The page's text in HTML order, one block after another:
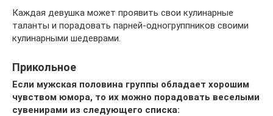
Каждая девушка может проявить свои кулинарные
таланты и порадовать парней-одногруппников своими
кулинарными шедеврами.
Прикольное
Если мужская половина группы обладает хорошим
чувством юмора, то их можно порадовать веселыми
сувенирами из следующего списка: